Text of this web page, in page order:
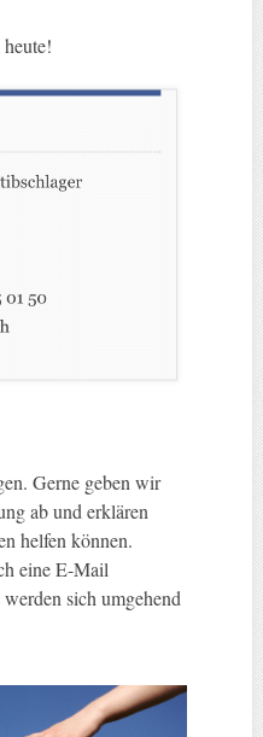
Gerne geben wir
ab und erklären
helfen können.
eine E-Mail
sich umgehend